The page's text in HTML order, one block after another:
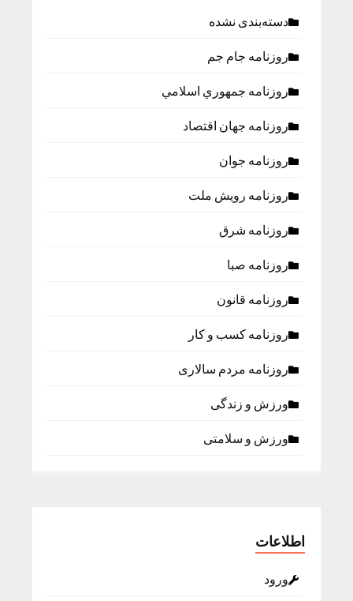
دسته‌بندی نشده
روزنامه جام جم
روزنامه جمهوري اسلامي
روزنامه جهان اقتصاد
روزنامه جوان
روزنامه رویش ملت
روزنامه شرق
روزنامه صبا
روزنامه قانون
روزنامه كسب و كار
روزنامه مردم سالاری
ورزش و زندگی
ورزش و سلامتی
اطلاعات
ورود